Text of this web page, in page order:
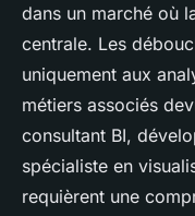
dans un marché où
centrale. Les
uniquement aux
métiers associés
consultant BI,
spécialiste en
requièrent une